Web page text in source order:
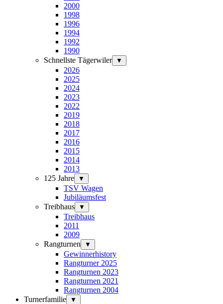
2000
1998
1996
1994
1992
1990
Schnellste Tägerwiler
▼
2026
2025
2024
2023
2022
2019
2018
2017
2016
2015
2014
2013
125 Jahre
▼
TSV Wagen
Jubiläumsfest
Treibhaus
▼
Treibhaus
2011
2009
Rangturnen
▼
Gewinnerhistory
Rangturner 2025
Rangturnen 2023
Rangturnen 2021
Rangturnen 2004
Turnerfamilie
▼